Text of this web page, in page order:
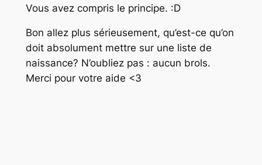
Vous avez compris le principe. :D
Bon allez plus sérieusement, qu’est-ce qu’on
doit absolument mettre sur une liste de
naissance? N’oubliez pas : aucun brols.
Merci pour votre aide <3